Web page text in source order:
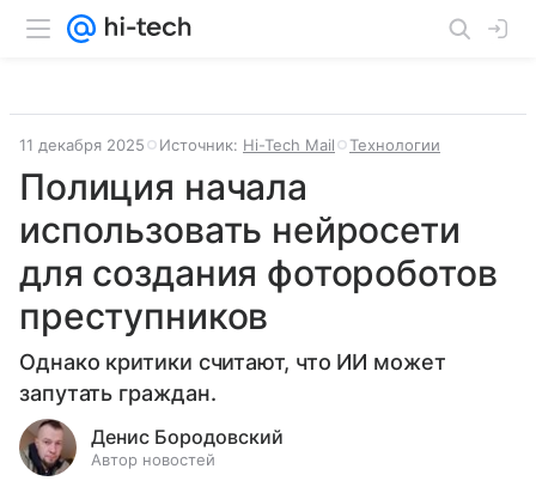
11 декабря 2025 Источник: Hi-Tech Mail Технологии
Полиция начала
использовать нейросети
для создания фотороботов
преступников
Однако критики считают, что ИИ может
запутать граждан.
Денис Бородовский
Автор новостей